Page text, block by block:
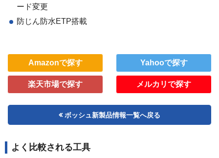
ード変更
防じん防水ETP搭載
Amazonで探す
楽天市場で探す
Yahooで探す
メルカリで探す
ボッシュ新製品情報一覧へ戻る
よく比較される工具